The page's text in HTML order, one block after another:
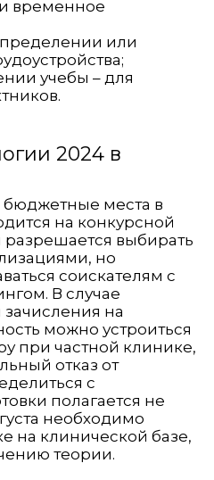
временное
или
учебы – для
2024 в
бюджетные места в
на конкурсной
выбирать
но
соискателям с
В случае
на
можно устроиться
при частной клинике,
отказ от
с
полагается не
необходимо
на клинической базе,
теории.